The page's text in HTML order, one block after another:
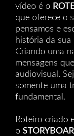
vídeo é o
que oferece o
pensamos e
história da
Criando uma
mensagens
audiovisual.
somente uma
fundamental.
Roteiro criado
o